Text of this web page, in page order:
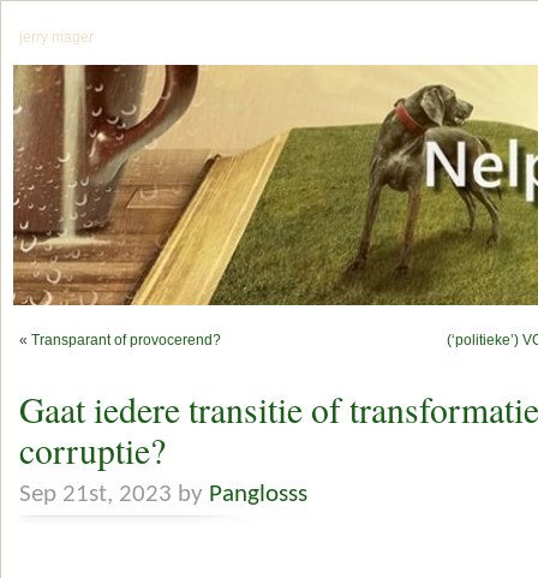
jerry mager
« Transparant of provocerend? (‘politieke’)
Gaat iedere transitie of
corruptie?
Sep 21st, 2023 by Panglosss